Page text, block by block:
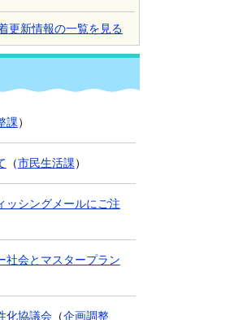
更新情報の一覧を見る
課）
（市民生活課）
ッシングメールにご注
社会とマスタープラン
化協議会（企画調整